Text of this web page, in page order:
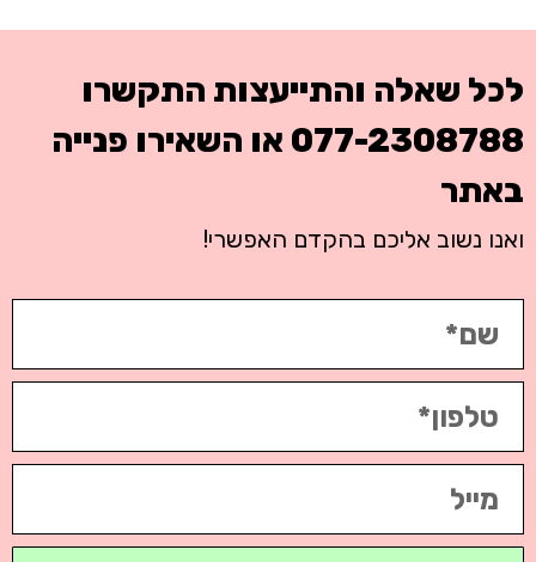
לכל שאלה והתייעצות התקשרו
077-2308788 או השאירו פנייה
באתר
ואנו נשוב אליכם בהקדם האפשרי!